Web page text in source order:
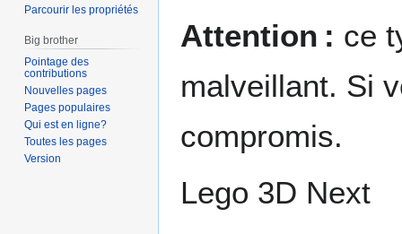
Attention : ce
malveillant. Si
compromis.
Lego 3D Next
Parcourir les propriétés
Big brother
Pointage des
contributions
Nouvelles pages
Pages populaires
Qui est en ligne?
Toutes les pages
Version